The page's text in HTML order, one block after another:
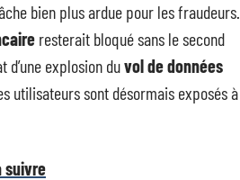
bien plus ardue pour les fraudeurs.
resterait bloqué sans le second
explosion duvol de données
utilisateurs sont désormais exposés à
suivre